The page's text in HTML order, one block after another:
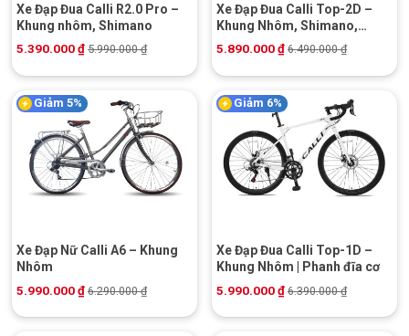
Xe Đạp Đua Calli R2.0 Pro –
Khung nhôm, Shimano
5.390.000₫ 5.990.000₫
Xe Đạp Đua Calli Top-2D –
Khung Nhôm, Shimano,
Phanh Đĩa
5.890.000₫ 6.490.000₫
Giảm 5%
Xe Đạp Nữ Calli A6 – Khung
Nhôm
5.990.000₫ 6.290.000₫
Giảm 6%
Xe Đạp Đua Calli Top-1D –
Khung Nhôm | Phanh đĩa cơ
5.990.000₫ 6.390.000₫